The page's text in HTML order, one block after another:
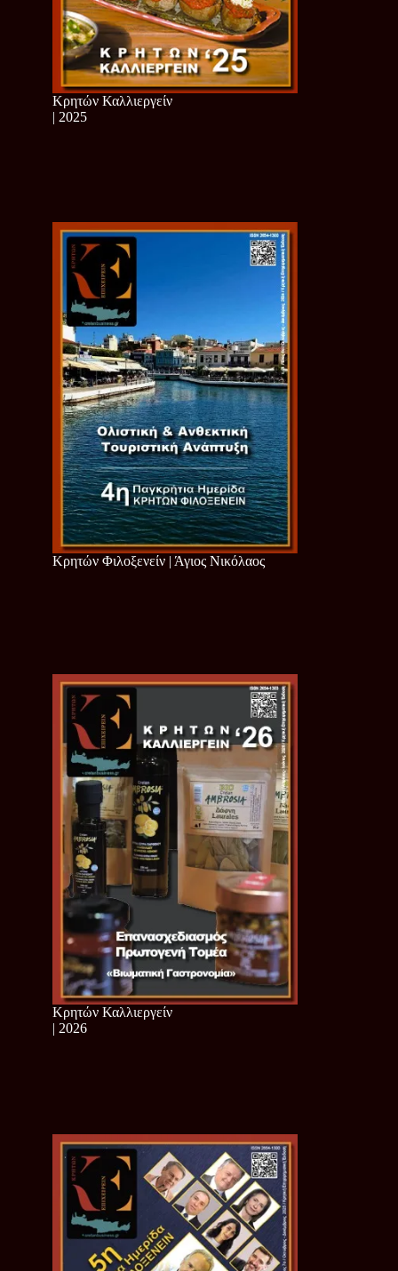
Κρητών Καλλιεργείν
| 2025
Κρητών Φιλοξενείν | Άγιος Νικόλαος
Κρητών Καλλιεργείν
| 2026